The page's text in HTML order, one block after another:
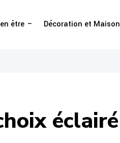
être Décoration et Maison
éclairé